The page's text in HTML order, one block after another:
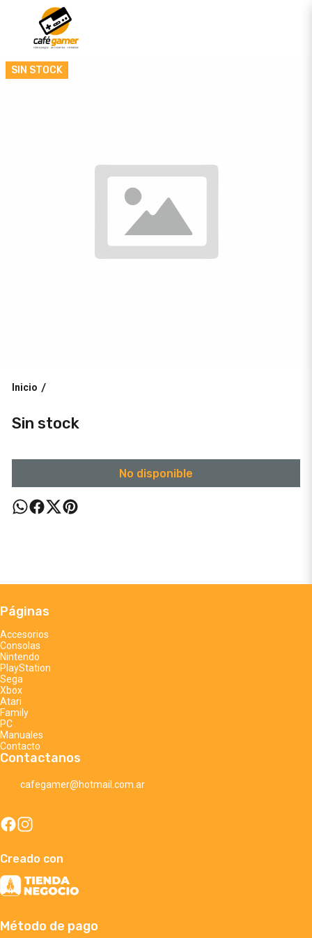
SIN STOCK
Inicio /
Sin stock
No disponible
Páginas
Accesorios
Consolas
Nintendo
PlayStation
Sega
Xbox
Atari
Family
PC
Manuales
Contacto
Contactanos
cafegamer@hotmail.com.ar
Creado con
Método de pago